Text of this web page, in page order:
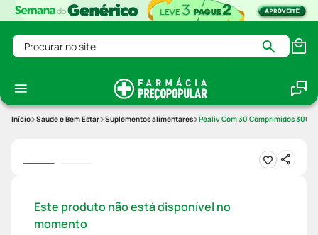
Procurar no site
Saúde e Bem Estar Suplementos alimentares Pealiv Com 30 Comprimidos
Este produto não está disponível no
momento